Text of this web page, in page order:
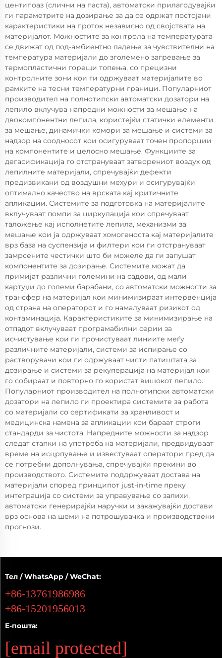
центипоаз (слични на паста), автоматски прилагодувајќи
ги параметрите на дозирање за да се одржат постојани
карактеристики на проток независно од својствата на
материјалот. Можностите за контрола на температурата
се движат од под-амбиентно ладење за чувствителни на
температура материјали до зголемено загревање за
термопластични горещи топења, со прецизни
контролните зони кои ги одржуваат материјалите во
рамките на тесни температурни граници. Популарниот
производител на полнотипски автоматски дозатори на
лепило вклучува напредни можности за мешање на
двокомпонентни лепила, користејќи статички елементи
за мешање, динамички комори за мешање и системи за
надзор на соодносот кои осигуруваат точен пропорции
на компонентите и целосно мешање. Функциите за
дегасификација го отстрануваат затворениот воздух од
лепилните материјали, спречувајќи дефекти
предизвикани од воздушни мехури и осигурувајќи
оптимално качество на врската кај критичните
апликации. Системите за подготовка на материјалите
вклучуваат помпи за циркулација кои спречуваат
таложење кај исполнетите лепила, механизми за
мешање кои ја одржуваат хомогеноста кај материјалите
врз база на суспензија и филтери кои ги отстрануваат
замрсените честички што би можеле да ги запушат
компонентите за дозирање. Системите можат да
примијат различни големини на садови, од мали
картуџи до големи барабани, со автоматски можности за
трансфер на материјал кои минимизираат интервенција
од страна на операторот и го намалуваат ризикот од
контаминација. Карактеристиките за минимизирање на
отпадот вклучуваат програмабилни серии за
исчистување кои ги прочистуваат линиите меѓу
различните материјали, системи за испирање со
растворувачи кои ги одржуваат чисти патиштата за
дозирање и системи за рекуперација на материјал кои
го собираат и повторно го користат вишокот лепило.
Популарниот производител на полнотипски автоматски
дозатори на лепило ги проектира системите за работа
со материјали со сертификати за хранливост и
медицинска намена за апликации кои бараат строги
стандарди за чистота. Напредните можности за надзор
следат стапки на употреба на материјали, предвидуваат
време на исцрпување и известуваат оператори пред да
се потребни дополнувања, спречувајќи прекини во
производството. Системите поддржуваат достава на
материјали според принципот just-in-time преку
интеграција со системи за управување со залихи,
автоматски генерирајќи наручки и закажувајќи достави
врз основа на шеми на потрошувачка и производствени
прогнози.
Тел / WhatsApp / WeChat:
+86-13761986986
+86-15201956013
Е-пошта:
[email protected]